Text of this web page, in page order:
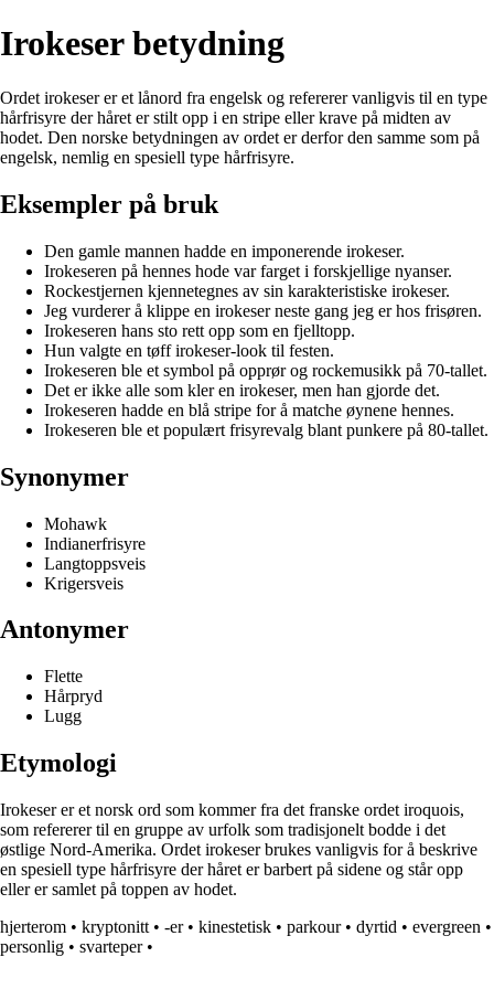
Irokeser betydning
Ordet irokeser er et lånord fra engelsk og refererer vanligvis til en type
hårfrisyre der håret er stilt opp i en stripe eller krave på midten av
hodet. Den norske betydningen av ordet er derfor den samme som på
engelsk, nemlig en spesiell type hårfrisyre.
Eksempler på bruk
Den gamle mannen hadde en imponerende irokeser.
Irokeseren på hennes hode var farget i forskjellige nyanser.
Rockestjernen kjennetegnes av sin karakteristiske irokeser.
Jeg vurderer å klippe en irokeser neste gang jeg er hos frisøren.
Irokeseren hans sto rett opp som en fjelltopp.
Hun valgte en tøff irokeser-look til festen.
Irokeseren ble et symbol på opprør og rockemusikk på 70-tallet.
Det er ikke alle som kler en irokeser, men han gjorde det.
Irokeseren hadde en blå stripe for å matche øynene hennes.
Irokeseren ble et populært frisyrevalg blant punkere på 80-tallet.
Synonymer
Mohawk
Indianerfrisyre
Langtoppsveis
Krigersveis
Antonymer
Flette
Hårpryd
Lugg
Etymologi
Irokeser er et norsk ord som kommer fra det franske ordet iroquois,
som refererer til en gruppe av urfolk som tradisjonelt bodde i det
østlige Nord-Amerika. Ordet irokeser brukes vanligvis for å beskrive
en spesiell type hårfrisyre der håret er barbert på sidene og står opp
eller er samlet på toppen av hodet.
hjerterom • kryptonitt • -er• kinestetisk • parkour• dyrtid • evergreen •
personlig • svarteper•